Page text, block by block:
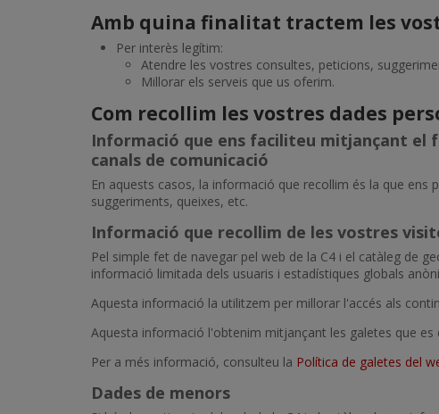
Amb quina finalitat tractem les
Per interès legítim:
Atendre les vostres consultes, peticions,
Millorar els serveis que us oferim.
Com recollim les vostres dades
Informació que ens faciliteu mitjançant el
canals de comunicació
En aquests casos, la informació que recollim és la que
suggeriments, queixes, etc.
Informació que recollim de les vostres
Pel simple fet de navegar pel web de la C4 i el catàleg de
informació limitada dels usuaris i estadístiques globals
Aquesta informació la utilitzem per millorar l'accés als
Aquesta informació l'obtenim mitjançant les galetes que es
Per a més informació, consulteu la Política de galetes del
Dades de menors